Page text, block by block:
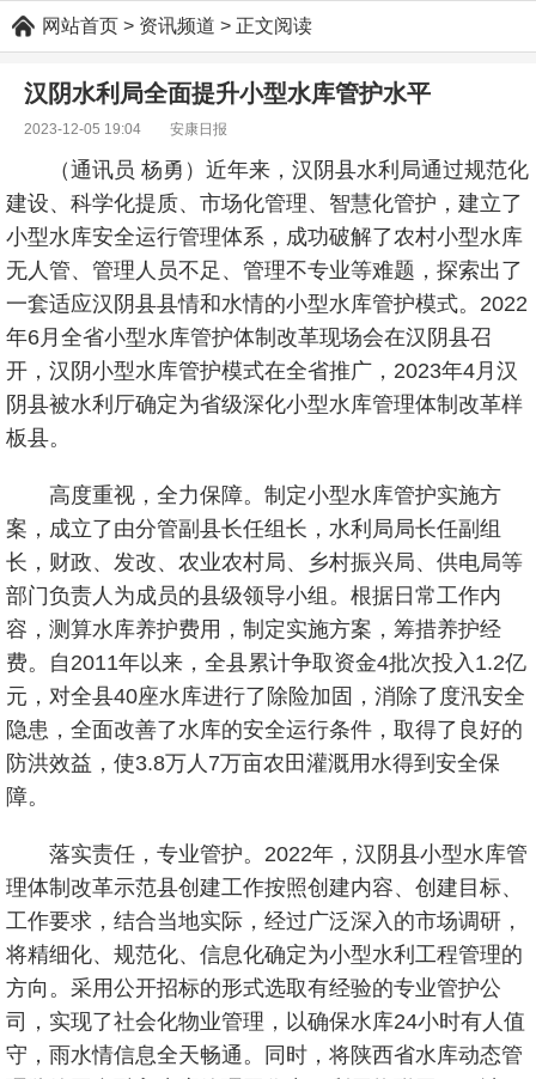
网站首页 > 资讯频道 > 正文阅读
汉阴水利局全面提升小型水库管护水平
2023-12-05 19:04 安康日报
（通讯员 杨勇）近年来，汉阴县水利局通过规范化
建设、科学化提质、市场化管理、智慧化管护，建立了
小型水库安全运行管理体系，成功破解了农村小型水库
无人管、管理人员不足、管理不专业等难题，探索出了
一套适应汉阴县县情和水情的小型水库管护模式。2022
年6月全省小型水库管护体制改革现场会在汉阴县召
开，汉阴小型水库管护模式在全省推广，2023年4月汉
阴县被水利厅确定为省级深化小型水库管理体制改革样
板县。
高度重视，全力保障。制定小型水库管护实施方
案，成立了由分管副县长任组长，水利局局长任副组
长，财政、发改、农业农村局、乡村振兴局、供电局等
部门负责人为成员的县级领导小组。根据日常工作内
容，测算水库养护费用，制定实施方案，筹措养护经
费。自2011年以来，全县累计争取资金4批次投入1.2亿
元，对全县40座水库进行了除险加固，消除了度汛安全
隐患，全面改善了水库的安全运行条件，取得了良好的
防洪效益，使3.8万人7万亩农田灌溉用水得到安全保
障。
落实责任，专业管护。2022年，汉阴县小型水库管
理体制改革示范县创建工作按照创建内容、创建目标、
工作要求，结合当地实际，经过广泛深入的市场调研，
将精细化、规范化、信息化确定为小型水利工程管理的
方向。采用公开招标的形式选取有经验的专业管护公
司，实现了社会化物业管理，以确保水库24小时有人值
守，雨水情信息全天畅通。同时，将陕西省水库动态管